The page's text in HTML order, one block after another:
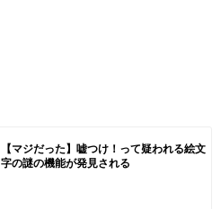
【マジだった】嘘つけ！って疑われる絵文
字の謎の機能が発見される